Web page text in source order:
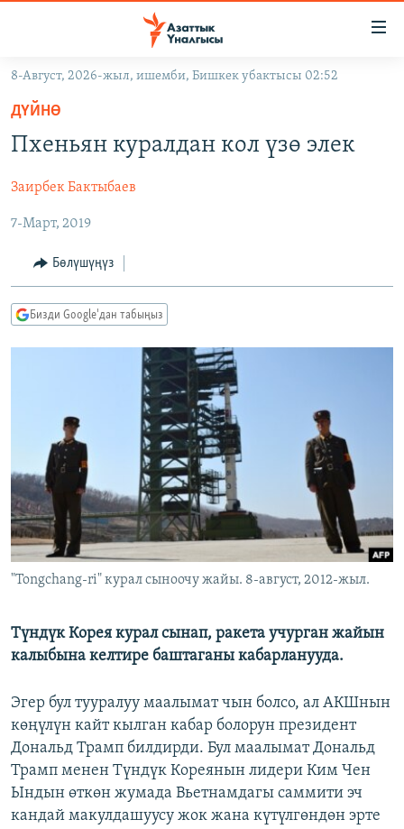
Навигацияга
өтүңүз
Издөөгө
салыңыз
ЖАҢЫЛЫКТАР
САЯСАТ
ЭКОНОМИКА
МАДАНИЯТ
ДҮЙНӨ
БОРБОР АЗИЯ
УКРАИНА
АТАЙЫН ИЛИКТӨӨ
ТВ ПРОГРАММАЛАР
БҮГҮН АЗАТТЫКТА
ЭКСПЕРТТЕР ТАЛДАЙТ
ЭЖЕ-СИҢДИЛЕР
АЗАТТЫК+
ЫҢГАЙСЫЗ СУРООЛОР
ПОДКАСТ
ӨЗГӨЧӨ ПИКИР
ОНЛАЙН ШЕРИНЕ
ЭЕ/АРнун бардык сайттары
8-Август, 2026-жыл, ишемби, Бишкек убактысы 02:52
ДҮЙНӨ
Пхеньян куралдан кол үзө элек
Заирбек Бактыбаев
7-Март, 2019
Бөлүшүңүз
Бизди Google'дан табыңыз
"Tongchang-ri" курал сыноочу жайы. 8-август, 2012-жыл.
Түндүк Корея курал сынап, ракета учурган жайын
калыбына келтире баштаганы кабарланууда.
Эгер бул тууралуу маалымат чын болсо, ал АКШнын
көңүлүн кайт кылган кабар болорун президент
Дональд Трамп билдирди. Бул маалымат Дональд
Трамп менен Түндүк Кореянын лидери Ким Чен
Ындын өткөн жумада Вьетнамдагы саммити эч
кандай макулдашуусу жок жана күтүлгөндөн эрте